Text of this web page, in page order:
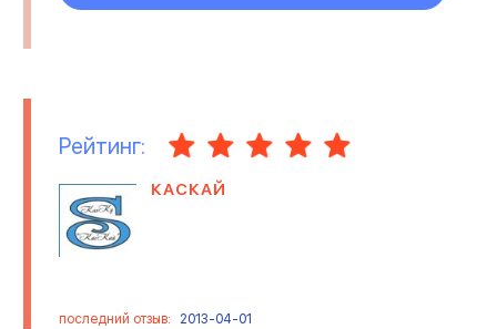
Рейтинг:
КАСКАЙ
последний отзыв: 2013-04-01